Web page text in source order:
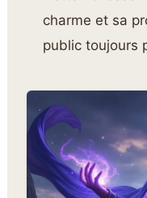
charme et sa
public toujours